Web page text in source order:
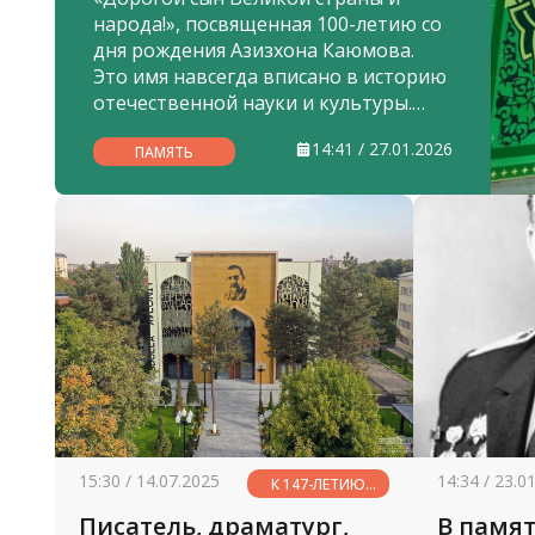
народа!», посвященная 100-летию со
дня рождения Азизхона Каюмова.
Это имя навсегда вписано в историю
отечественной науки и культуры.
литературовед, академик, доктор
литературный критик, просветитель,
востоковед — все эти определения
лишь частично отражают масштаб
его личности и величину его
научного подвига.
ПАМЯТЬ 14:41 / 27.01.2026
15:30 / 14.07.2025
К 147-ЛЕТИЮ
АБДУЛЛЫ
АВЛОНИ
Писатель, драматург,
14:34 /
В